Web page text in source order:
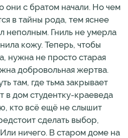
они с братом начали. Но чем
в тайны рода, тем яснее
неполным. Гниль не умерла
кожу. Теперь, чтобы
нужна не просто старая
добровольная жертва.
там, где тьма закрывает
в дом студентку-краеведа
кто всё ещё не слышит
сделать выбор,
ничего. В старом доме на